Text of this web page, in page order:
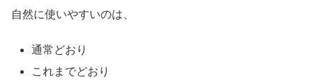
自然に使いやすいのは、
通常どおり
これまでどおり